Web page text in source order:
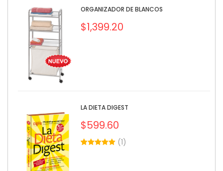
ORGANIZADOR DE BLANCOS
$1,399.20
LA DIETA DIGEST
$599.60
(1)